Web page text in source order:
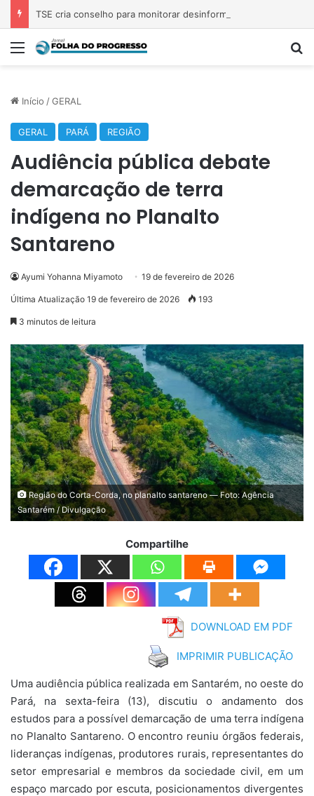
Menu
Início /GERAL
GERAL PARÁ REGIÃO
Audiência pública debate
demarcação de terra
indígena no Planalto
Santareno
Ayumi Yohanna Miyamoto 19 de fevereiro de 2026
Última Atualização 19 de fevereiro de 2026 193
3 minutos de leitura
Região do Corta-Corda, no planalto santareno — Foto: Agência
Santarém / Divulgação
Compartilhe
DOWNLOAD EM PDF
IMPRIMIR PUBLICAÇÃO
Uma audiência pública realizada em Santarém, no oeste do
Pará, na sexta-feira (13), discutiu o andamento dos
estudos para a possível demarcação de uma terra indígena
no Planalto Santareno. O encontro reuniu órgãos federais,
lideranças indígenas, produtores rurais, representantes do
setor empresarial e membros da sociedade civil, em um
espaço marcado por escuta, posicionamentos divergentes